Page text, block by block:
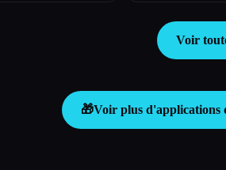
Voir
🎁Voir plus d'applications